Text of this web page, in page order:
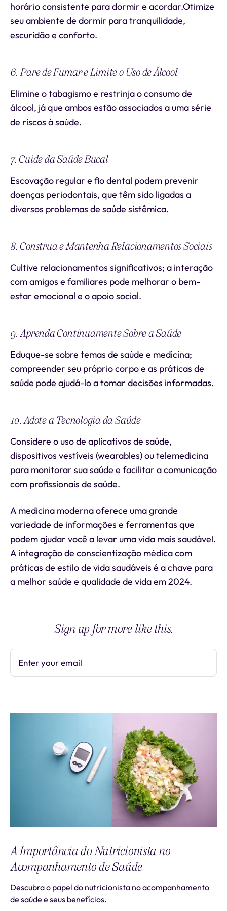
horário consistente para dormir e acordar.Otimize
seu ambiente de dormir para tranquilidade,
escuridão e conforto.
6. Pare de Fumar e Limite o Uso de Álcool
Elimine o tabagismo e restrinja o consumo de
álcool, já que ambos estão associados a uma série
de riscos à saúde.
7. Cuide da Saúde Bucal
Escovação regular e fio dental podem prevenir
doenças periodontais, que têm sido ligadas a
diversos problemas de saúde sistêmica.
8. Construa e Mantenha Relacionamentos Sociais
Cultive relacionamentos significativos; a interação
com amigos e familiares pode melhorar o bem-
estar emocional e o apoio social.
9. Aprenda Continuamente Sobre a Saúde
Eduque-se sobre temas de saúde e medicina;
compreender seu próprio corpo e as práticas de
saúde pode ajudá-lo a tomar decisões informadas.
10. Adote a Tecnologia da Saúde
Considere o uso de aplicativos de saúde,
dispositivos vestíveis (wearables) ou telemedicina
para monitorar sua saúde e facilitar a comunicação
com profissionais de saúde.
A medicina moderna oferece uma grande
variedade de informações e ferramentas que
podem ajudar você a levar uma vida mais saudável.
A integração de conscientização médica com
práticas de estilo de vida saudáveis é a chave para
a melhor saúde e qualidade de vida em 2024.
Sign up for more like this.
Enter your email
A Importância do Nutricionista no
Acompanhamento de Saúde
Descubra o papel do nutricionista no acompanhamento
de saúde e seus benefícios.